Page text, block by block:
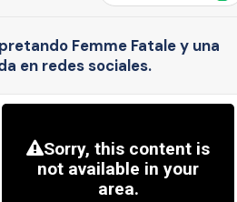
Femme Fatale y una
en redes sociales.